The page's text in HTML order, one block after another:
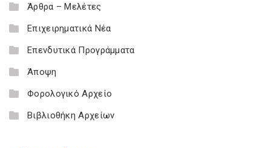
Άρθρα – Μελέτες
Επιχειρηματικά Νέα
Επενδυτικά Προγράμματα
Άποψη
Φορολογικό Αρχείο
Βιβλιοθήκη Αρχείων